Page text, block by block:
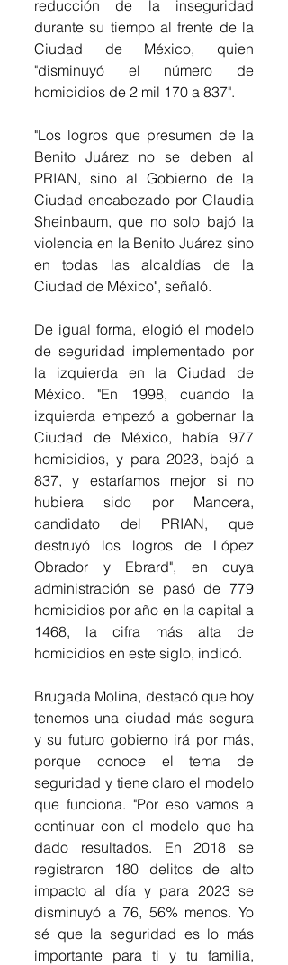
reducción de la inseguridad
durante su tiempo al frente de la
Ciudad de México, quien
"disminuyó el número de
homicidios de 2 mil 170 a 837".
"Los logros que presumen de la
Benito Juárez no se deben al
PRIAN, sino al Gobierno de la
Ciudad encabezado por Claudia
Sheinbaum, que no solo bajó la
violencia en la Benito Juárez sino
en todas las alcaldías de la
Ciudad de México", señaló.
De igual forma, elogió el modelo
de seguridad implementado por
la izquierda en la Ciudad de
México. "En 1998, cuando la
izquierda empezó a gobernar la
Ciudad de México, había 977
homicidios, y para 2023, bajó a
837, y estaríamos mejor si no
hubiera sido por Mancera,
candidato del PRIAN, que
destruyó los logros de López
Obrador y Ebrard", en cuya
administración se pasó de 779
homicidios por año en la capital a
1468, la cifra más alta de
homicidios en este siglo, indicó.
Brugada Molina, destacó que hoy
tenemos una ciudad más segura
y su futuro gobierno irá por más,
porque conoce el tema de
seguridad y tiene claro el modelo
que funciona. "Por eso vamos a
continuar con el modelo que ha
dado resultados. En 2018 se
registraron 180 delitos de alto
impacto al día y para 2023 se
disminuyó a 76, 56% menos. Yo
sé que la seguridad es lo más
importante para ti y tu familia,